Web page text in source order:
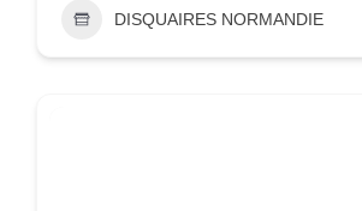
DISQUAIRES NORMANDIE